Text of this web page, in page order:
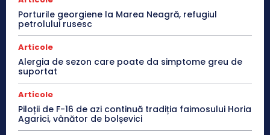
Porturile georgiene la Marea Neagră, refugiul
petrolului rusesc
Articole
Alergia de sezon care poate da simptome greu de
suportat
Articole
Piloții de F-16 de azi continuă tradiția faimosului Horia
Agarici, vânător de bolșevici